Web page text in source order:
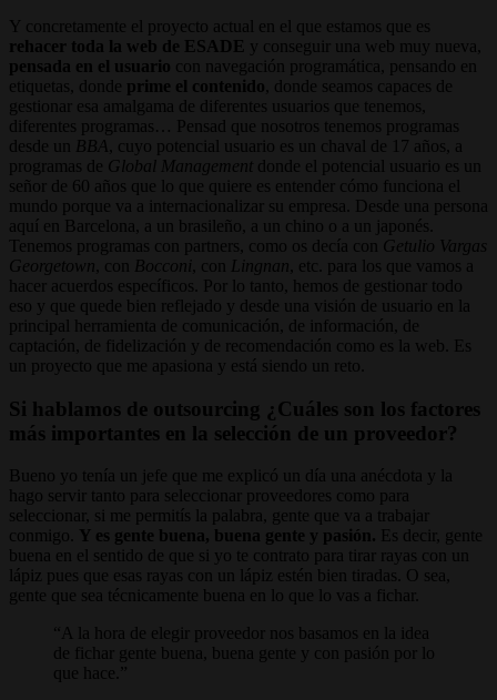
Y concretamente el proyecto actual en el que estamos que es
rehacer toda la web de ESADE y conseguir una web muy nueva,
pensada en el usuario con navegación programática, pensando en
etiquetas, donde prime el contenido , donde seamos capaces de
gestionar esa amalgama de diferentes usuarios que tenemos,
diferentes programas… Pensad que nosotros tenemos programas
desde un
BBA
, cuyo potencial usuario es un chaval de 17 años, a
programas de Global Management donde el potencial usuario es un
señor de 60 años que lo que quiere es entender cómo funciona el
mundo porque va a internacionalizar su empresa. Desde una persona
aquí en Barcelona, a un brasileño, a un chino o a un japonés.
Tenemos programas con partners, como os decía con Getulio Vargas
Georgetown , con Bocconi , con Lingnan , etc. para los que vamos a
hacer acuerdos específicos. Por lo tanto, hemos de gestionar todo
eso y que quede bien reflejado y desde una visión de usuario en la
principal herramienta de comunicación, de información, de
captación, de fidelización y de recomendación como es la web. Es
un proyecto que me apasiona y está siendo un reto.
Si hablamos de outsourcing ¿Cuáles son los factores
más importantes en la selección de un proveedor?
Bueno yo tenía un jefe que me explicó un día una anécdota y la
hago servir tanto para seleccionar proveedores como para
seleccionar, si me permitís la palabra, gente que va a trabajar
conmigo.
Y es gente buena, buena gente y pasión. Es decir, gente
buena en el sentido de que si yo te contrato para tirar rayas con un
lápiz pues que esas rayas con un lápiz estén bien tiradas. O sea,
gente que sea técnicamente buena en lo que lo vas a fichar.
A la hora de elegir proveedor nos basamos en la idea
de fichar gente buena, buena gente y con pasión por lo
que hace.